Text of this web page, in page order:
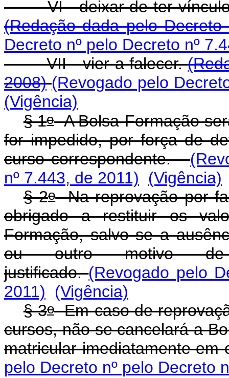
VI - deixar de ter vínculo
(Redação dada pelo
Decreto nº pelo Decreto nº
VII - vier a falecer.
2008) (Revogado pelo
(Vigência)
§ 1oA Bolsa-Formação
for impedido, por força de
curso correspondente.
nº 7.443, de 2011)
(Vigência)
§ 2oNa reprovação por
obrigado a restituir os
Formação, salvo se a
ou outro motivo de
justificado.(Revogado pelo
2011)
(Vigência)
§ 3oEm caso de
cursos, não se cancelará a
matricular imediatamente
pelo Decreto nº pelo Decreto